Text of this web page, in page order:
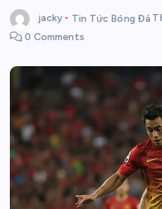
jacky Tin Tức Bóng Đá
0 Comments